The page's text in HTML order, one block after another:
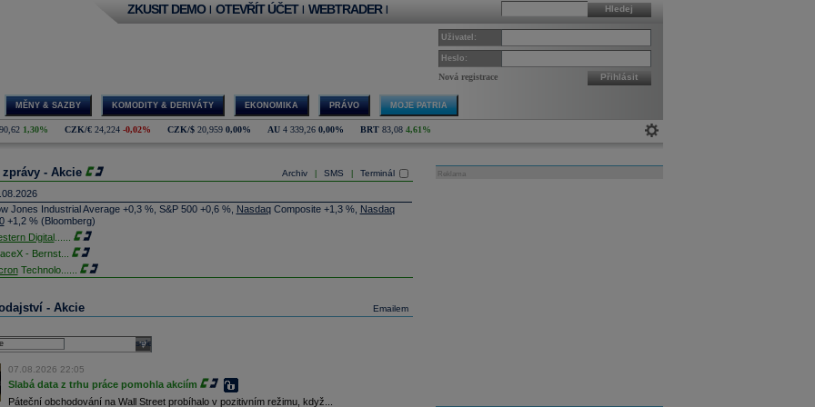
Hledej
ZKUSIT DEMO | OTEVŘÍT ÚČET | WEBTRADER |
Uživatel:
Heslo:
Nová registrace Přihlásit
MĚNY & SAZBY KOMODITY & DERIVÁTY EKONOMIKA PRÁVO MOJE PATRIA
1,30% CZK/€ 24,224 -0,02% CZK/$ 20,959 0,00% AU 4 339,26 0,00% BRT 83,08 4,61%
Archiv SMS Terminál
zprávy - Akcie
Jones Industrial Average +0,3 %, S&P 500 +0,6 %, NasdaqComposite +1,3 %, Nasdaq
+1,2 % (Bloomberg)
Digital......
- Bernst...
Technolo......
obchodů s akciemi na pražské burze za dnešní den je 0,831 mld. Kč. Průměrný objem
za poslední rok je 0,665 mld. Kč.
výroby balistických střel ATACMS ve spolupráci s americkou firmou
dobu potrvá. Agentuře Reuters to řekl generální ředitel německé zbrojovky
Papperger. Společná výroba s Lockheedem v Německu by podle něj mohla pomoci
arzenál Spojeným státům, které mají zvýšenou spotřebu střel kvůli válce s Íránem
Emailem
- Akcie
select
07.08.2026 22:05
Slabá data z trhu práce pomohla akciím
Páteční obchodování na Wall Street probíhalo v pozitivním režimu, když...
Reklama